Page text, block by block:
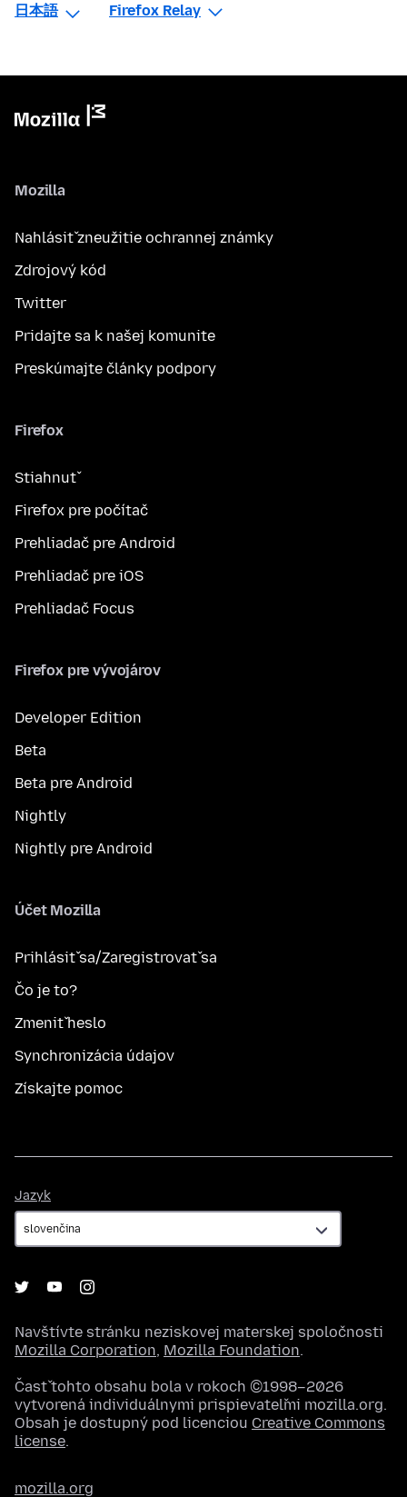
日本語 Firefox Relay
Mozilla
Nahlásiť zneužitie ochrannej známky
Zdrojový kód
Twitter
Pridajte sa k našej komunite
Preskúmajte články podpory
Firefox
Stiahnuť
Firefox pre počítač
Prehliadač pre Android
Prehliadač pre iOS
Prehliadač Focus
Firefox pre vývojárov
Developer Edition
Beta
Beta pre Android
Nightly
Nightly pre Android
Účet Mozilla
Prihlásiť sa/Zaregistrovať sa
Čo je to?
Zmeniť heslo
Synchronizácia údajov
Získajte pomoc
Jazyk
Navštívte stránku neziskovej materskej spoločnosti
Mozilla Corporation, Mozilla Foundation.
Časť tohto obsahu bola v rokoch ©1998–2026
vytvorená individuálnymi prispievateľmi mozilla.org.
Obsah je dostupný pod licenciou Creative Commons
license.
mozilla.org